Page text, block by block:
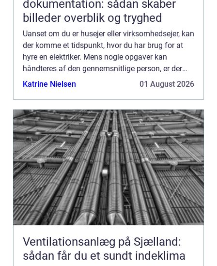
dokumentation: sådan skaber
billeder overblik og tryghed
Uanset om du er husejer eller virksomhedsejer, kan
der komme et tidspunkt, hvor du har brug for at
hyre en elektriker. Mens nogle opgaver kan
håndteres af den gennemsnitlige person, er der
andre opgaver, som det er bedst at overlade til de
Katrine Nielsen 01 August 2026
Ventilationsanlæg på Sjælland:
sådan får du et sundt indeklima